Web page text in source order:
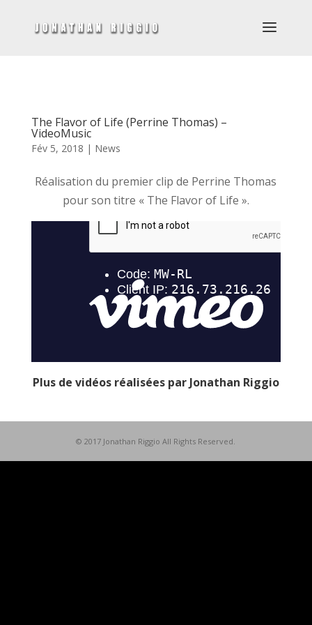
The Flavor of Life (Perrine Thomas) –
VideoMusic
Fév 5, 2018 | News
Réalisation du premier clip de Perrine Thomas
pour son titre « The Flavor of Life ».
Plus de vidéos réalisées par Jonathan Riggio
© 2017 Jonathan Riggio All Rights Reserved.